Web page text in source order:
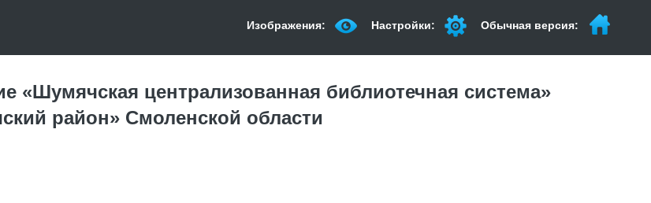
Изображения: Настройки: Обычная версия:
централизованная библиотечная система»
район» Смоленской области